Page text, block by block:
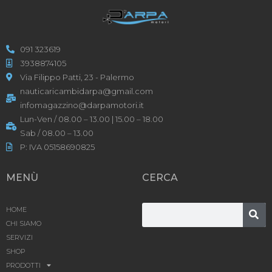
091 323619
3938874105
Via Filippo Patti, 23 - Palermo
nauticaricambidarpa@gmail.com
infomagazzino@darpamotori.it
Lun-Ven / 08.00 – 13.00 | 15.00 – 18.00
Sab / 08.00 – 13.00
P: IVA 05158690825
MENÙ
HOME
CHI SIAMO
SERVIZI
SHOP
PRODOTTI
CERCA